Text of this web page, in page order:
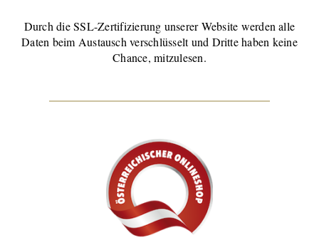
Durch die SSL-Zertifizierung unserer Website werden alle
Daten beim Austausch verschlüsselt und Dritte haben keine
Chance, mitzulesen.